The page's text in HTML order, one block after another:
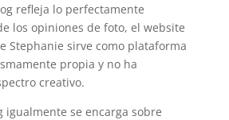
refleja lo perfectamente
los opiniones de foto, el website
Stephanie sirve como plataforma
propia y no ha
creativo.
igualmente se encarga sobre